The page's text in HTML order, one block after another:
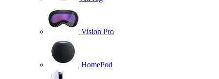
Vision Pro
HomePod